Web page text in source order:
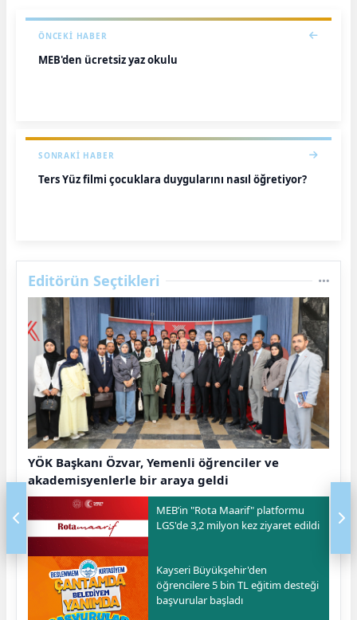
ÖNCEKI HABER
MEB'den ücretsiz yaz okulu
SONRAKI HABER
Ters Yüz filmi çocuklara duygularını nasıl öğretiyor?
Editörün Seçtikleri
YÖK Başkanı Özvar, Yemenli öğrenciler ve
akademisyenlerle bir araya geldi
MEB’in "Rota Maarif" platformu
LGS'de 3,2 milyon kez ziyaret edildi
Kayseri Büyükşehir'den
öğrencilere 5 bin TL eğitim desteği
başvurular başladı